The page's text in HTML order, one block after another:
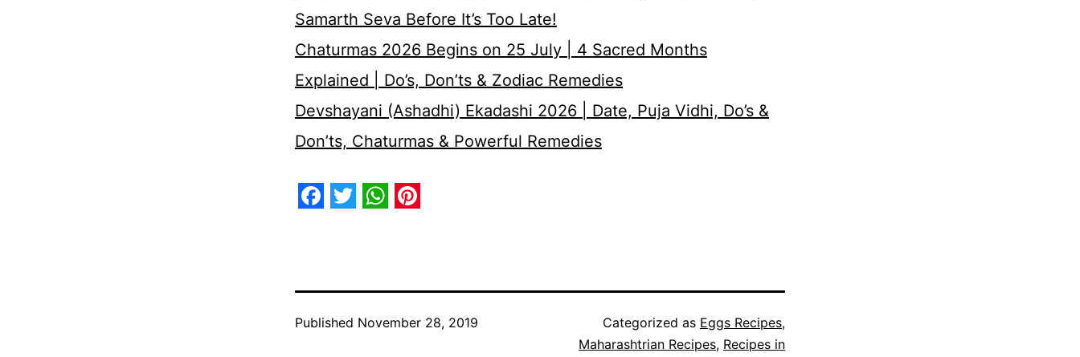
Samarth Seva Before It’s Too Late!
Chaturmas 2026 Begins on 25 July | 4 Sacred Months
Explained | Do’s, Don’ts & Zodiac Remedies
Devshayani (Ashadhi) Ekadashi 2026 | Date, Puja Vidhi, Do’s &
Don’ts, Chaturmas & Powerful Remedies
Published November 28, 2019 Categorized as Eggs Recipes,
Maharashtrian Recipes, Recipes in